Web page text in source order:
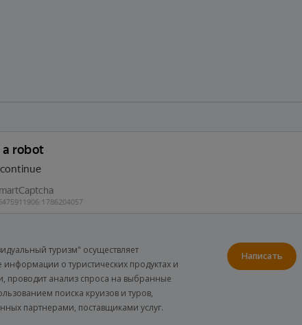
туризм" осуществляет
о туристических продуктах и
проводит анализ спроса на выбранные
поиска круизов и туров,
партнерами, поставщиками услуг.
Написать